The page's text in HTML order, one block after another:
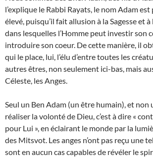
l’explique le Rabbi Rayats, le nom Adam
élevé, puisqu’il fait allusion à la Sagesse et
dans lesquelles l’Homme peut investir son
introduire son coeur. De cette manière, il
qui le place, lui, l’élu d’entre toutes les
autres êtres, non seulement ici-bas, mais
Céleste, les Anges.
Seul un Ben Adam (un être humain), et non
réaliser la volonté de Dieu, c’est à dire «
pour Lui », en éclairant le monde par la
des Mitsvot. Les anges n’ont pas reçu une
sont en aucun cas capables de révéler le